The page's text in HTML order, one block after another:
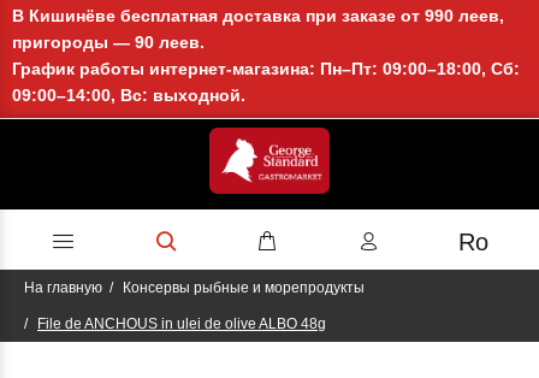
В Кишинёве бесплатная доставка при заказе от 990 леев,
пригороды — 90 леев.
График работы интернет-магазина: Пн–Пт: 09:00–18:00, Сб:
09:00–14:00, Вс: выходной.
Ro
На главную Консервы рыбные и морепродукты
File de ANCHOUS in ulei de olive ALBO 48g